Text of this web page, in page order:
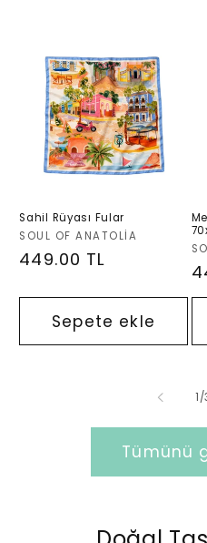
Sahil Rüyası Fular
Satıcı:
SOUL OF ANATOLIA
Normal
449.00 TL
Sepete ekle
1//
Tümünü